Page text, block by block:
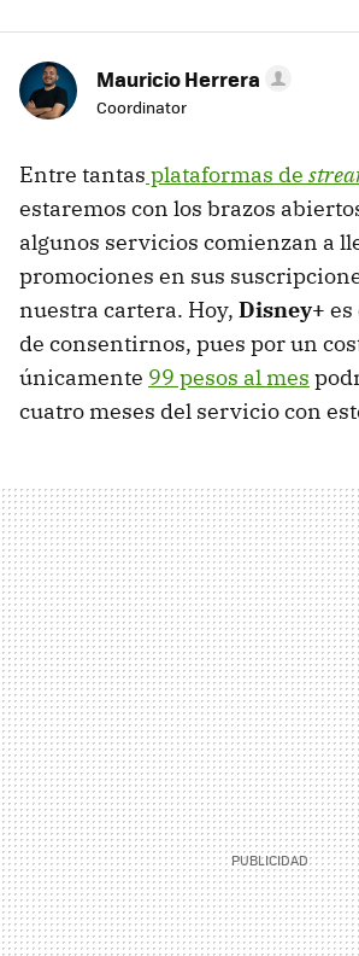
Mauricio Herrera
Coordinator
Entre tantas plataformas de
estaremos con los brazos
algunos servicios comienzan a
promociones en sus
nuestra cartera. Hoy, Disney+ es
de consentirnos, pues por un
únicamente 99 pesos al mes
cuatro meses del servicio con